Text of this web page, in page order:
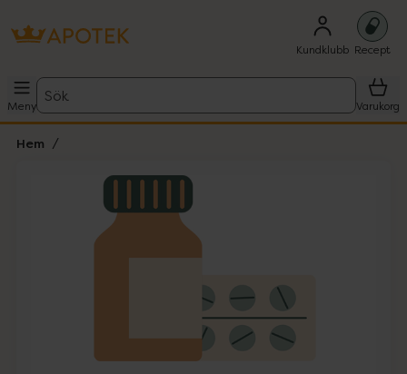
Kundklubb Recept
Meny
Sök
Varukorg
Hem
Lista: . Innehåller 1 objekt.